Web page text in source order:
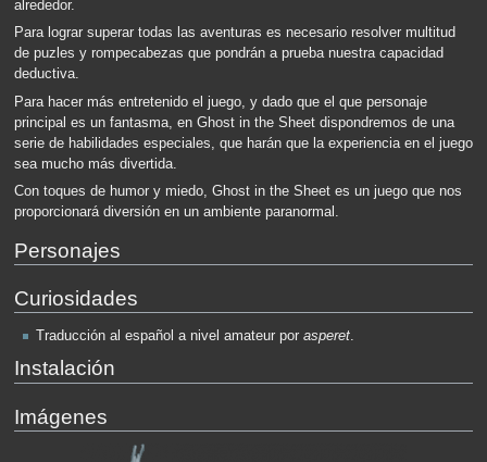
alrededor.
Para lograr superar todas las aventuras es necesario resolver multitud
de puzles y rompecabezas que pondrán a prueba nuestra capacidad
deductiva.
Para hacer más entretenido el juego, y dado que el que personaje
principal es un fantasma, en Ghost in the Sheet dispondremos de una
serie de habilidades especiales, que harán que la experiencia en el juego
sea mucho más divertida.
Con toques de humor y miedo, Ghost in the Sheet es un juego que nos
proporcionará diversión en un ambiente paranormal.
Personajes
Curiosidades
Traducción al español a nivel amateur por asperet
Instalación
Imágenes